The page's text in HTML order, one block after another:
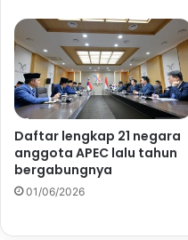
Daftar lengkap 21 negara
anggota APEC lalu tahun
bergabungnya
01/06/2026